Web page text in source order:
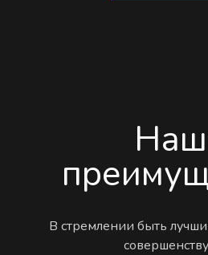
В стремлении быть